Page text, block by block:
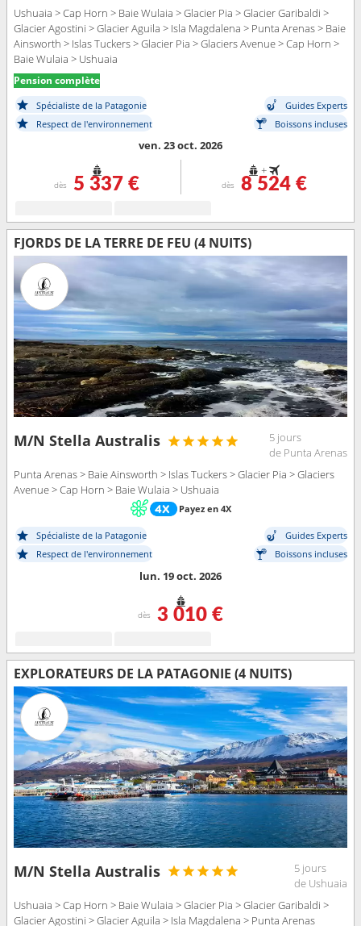
Ushuaia > Cap Horn > Baie Wulaia > Glacier Pia > Glacier Garibaldi >
Glacier Agostini > Glacier Aguila > Isla Magdalena > Punta Arenas > Baie
Ainsworth > Islas Tuckers > Glacier Pia > Glaciers Avenue > Cap Horn >
Baie Wulaia > Ushuaia
Pension complète
Spécialiste de la Patagonie
Guides Experts
Respect de l'environnement
Boissons incluses
ven. 23 oct. 2026
dès 5 337 €
+
dès 8 524 €
FJORDS DE LA TERRE DE FEU (4 NUITS)
M/N Stella Australis
5 jours
de Punta Arenas
Punta Arenas > Baie Ainsworth > Islas Tuckers > Glacier Pia > Glaciers
Avenue > Cap Horn > Baie Wulaia > Ushuaia
Payez en 4X
Spécialiste de la Patagonie
Guides Experts
Respect de l'environnement
Boissons incluses
lun. 19 oct. 2026
dès 3 010 €
EXPLORATEURS DE LA PATAGONIE (4 NUITS)
M/N Stella Australis
5 jours
de Ushuaia
Ushuaia > Cap Horn > Baie Wulaia > Glacier Pia > Glacier Garibaldi >
Glacier Agostini > Glacier Aguila > Isla Magdalena > Punta Arenas